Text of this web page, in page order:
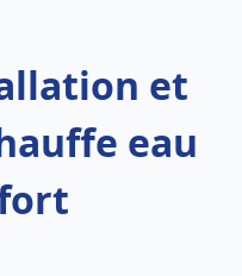
et
eau